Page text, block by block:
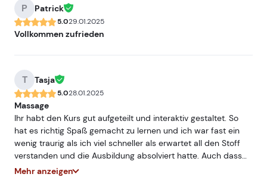
P Patrick
5.029.01.2025
Vollkommen zufrieden
T Tasja
5.028.01.2025
Massage
Ihr habt den Kurs gut aufgeteilt und interaktiv gestaltet. So
hat es richtig Spaß gemacht zu lernen und ich war fast ein
wenig traurig als ich viel schneller als erwartet all den Stoff
verstanden und die Ausbildung absolviert hatte. Auch dass
man sich die Zeit ganz frei einteilen kann ist die perfekte
Mehr anzeigen